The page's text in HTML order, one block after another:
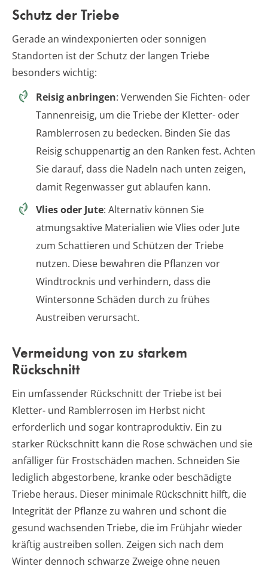
Schutz der Triebe
Gerade an windexponierten oder sonnigen
Standorten ist der Schutz der langen Triebe
besonders wichtig:
Reisig anbringen: Verwenden Sie Fichten- oder
Tannenreisig, um die Triebe der Kletter- oder
Ramblerrosen zu bedecken. Binden Sie das
Reisig schuppenartig an den Ranken fest. Achten
Sie darauf, dass die Nadeln nach unten zeigen,
damit Regenwasser gut ablaufen kann.
Vlies oder Jute: Alternativ können Sie
atmungsaktive Materialien wie Vlies oder Jute
zum Schattieren und Schützen der Triebe
nutzen. Diese bewahren die Pflanzen vor
Windtrocknis und verhindern, dass die
Wintersonne Schäden durch zu frühes
Austreiben verursacht.
Vermeidung von zu starkem
Rückschnitt
Ein umfassender Rückschnitt der Triebe ist bei
Kletter- und Ramblerrosen im Herbst nicht
erforderlich und sogar kontraproduktiv. Ein zu
starker Rückschnitt kann die Rose schwächen und sie
anfälliger für Frostschäden machen. Schneiden Sie
lediglich abgestorbene, kranke oder beschädigte
Triebe heraus. Dieser minimale Rückschnitt hilft, die
Integrität der Pflanze zu wahren und schont die
gesund wachsenden Triebe, die im Frühjahr wieder
kräftig austreiben sollen. Zeigen sich nach dem
Winter dennoch schwarze Zweige ohne neuen